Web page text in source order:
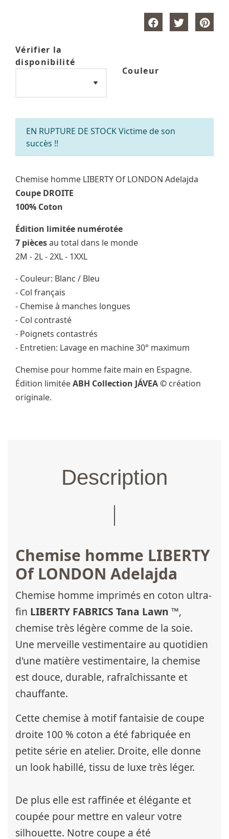
Vérifier la
disponibilité
Couleur
EN RUPTURE DE STOCK Victime de son
succès !!
Chemise homme LIBERTY Of LONDON Adelajda
Coupe DROITE
100% Coton
Édition limitée numérotée
7 piècesau total dans le monde
2M - 2L - 2XL - 1XXL
- Couleur: Blanc / Bleu
- Col français
- Chemise à manches longues
- Col contrasté
- Poignets contastrés
- Entretien: Lavage en machine 30° maximum
Chemise pour homme faite main en Espagne.
Édition limitéeABH Collection JÁVEA © création
originale.
Description
Chemise homme LIBERTY
Of LONDON Adelajda
Chemise homme imprimés en coton ultra-
fin LIBERTY FABRICS Tana Lawn ™,
chemise très légère comme de la soie.
Une merveille vestimentaire au quotidien
d'une matière vestimentaire, la chemise
est douce, durable, rafraîchissante et
chauffante.
Cette chemise à motif fantaisie de coupe
droite 100 % coton a été fabriquée en
petite série en atelier. Droite, elle donne
un look habillé, tissu de luxe très léger.
De plus elle est raffinée et élégante et
coupée pour mettre en valeur votre
silhouette. Notre coupe a été